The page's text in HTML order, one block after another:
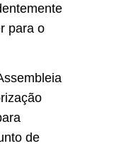
para o
de